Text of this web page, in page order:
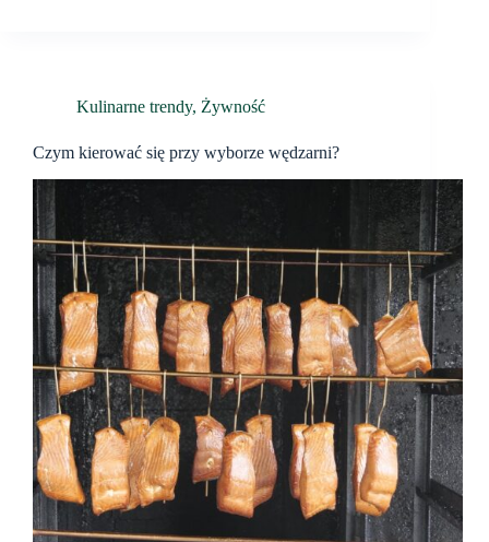
Kulinarne trendy, Żywność
Czym kierować się przy wyborze wędzarni?